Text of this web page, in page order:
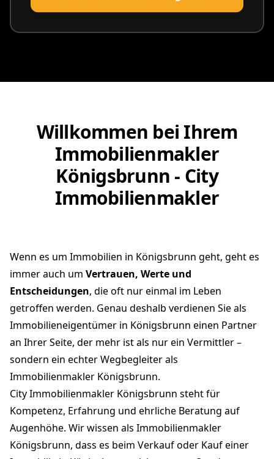
vereinbaren
Willkommen bei Ihrem
Immobilienmakler
Königsbrunn - City
Immobilienmakler
Wenn es um Immobilien in Königsbrunn geht, geht es
immer auch um Vertrauen, Werte und
Entscheidungen, die oft nur einmal im Leben
getroffen werden. Genau deshalb verdienen Sie als
Immobilieneigentümer in Königsbrunn einen Partner
an Ihrer Seite, der mehr ist als nur ein Vermittler –
sondern ein echter Wegbegleiter als
Immobilienmakler Königsbrunn.
City Immobilienmakler Königsbrunn steht für
Kompetenz, Erfahrung und ehrliche Beratung auf
Augenhöhe. Wir wissen als Immobilienmakler
Königsbrunn, dass es beim Verkauf oder Kauf einer